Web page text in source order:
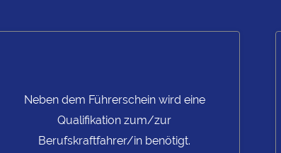
Neben dem Führerschein wird eine
Qualifikation zum/zur
Berufskraftfahrer/in benötigt.